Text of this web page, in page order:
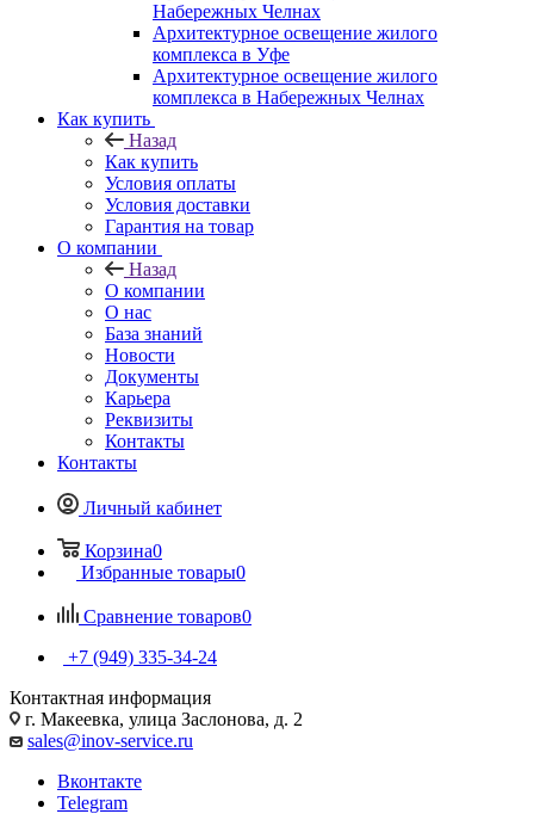
Набережных Челнах
Архитектурное освещение жилого
комплекса в Уфе
Архитектурное освещение жилого
комплекса в Набережных Челнах
Как купить
Назад
Как купить
Условия оплаты
Условия доставки
Гарантия на товар
О компании
Назад
О компании
О нас
База знаний
Новости
Документы
Карьера
Реквизиты
Контакты
Контакты
Личный кабинет
Корзина0
Избранные товары0
Сравнение товаров0
+7 (949) 335-34-24
Контактная информация
г. Макеевка, улица Заслонова, д. 2
sales@inov-service.ru
Вконтакте
Telegram